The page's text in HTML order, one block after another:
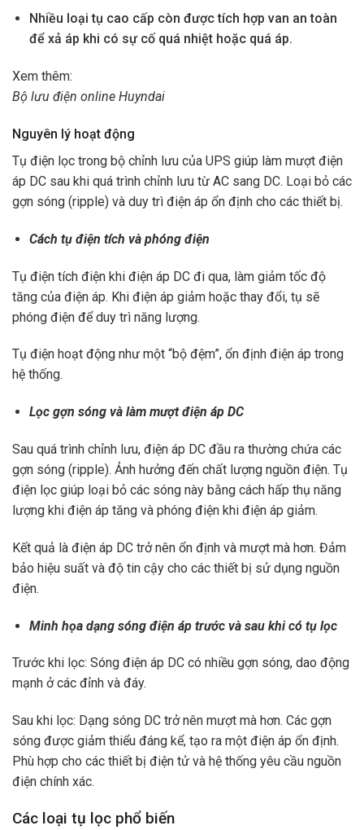
Nhiều loại tụ cao cấp còn được tích hợp van an toàn
để xả áp khi có sự cố quá nhiệt hoặc quá áp.
Xem thêm:
Bộ lưu điện online Huyndai
Nguyên lý hoạt động
Tụ điện lọc trong bộ chỉnh lưu của UPS giúp làm mượt điện
áp DC sau khi quá trình chỉnh lưu từ AC sang DC. Loại bỏ các
gợn sóng (ripple) và duy trì điện áp ổn định cho các thiết bị.
Cách tụ điện tích và phóng điện
Tụ điện tích điện khi điện áp DC đi qua, làm giảm tốc độ
tăng của điện áp. Khi điện áp giảm hoặc thay đổi, tụ sẽ
phóng điện để duy trì năng lượng.
Tụ điện hoạt động như một “bộ đệm”, ổn định điện áp trong
hệ thống.
Lọc gợn sóng và làm mượt điện áp DC
Sau quá trình chỉnh lưu, điện áp DC đầu ra thường chứa các
gợn sóng (ripple). Ảnh hưởng đến chất lượng nguồn điện. Tụ
điện lọc giúp loại bỏ các sóng này bằng cách hấp thụ năng
lượng khi điện áp tăng và phóng điện khi điện áp giảm.
Kết quả là điện áp DC trở nên ổn định và mượt mà hơn. Đảm
bảo hiệu suất và độ tin cậy cho các thiết bị sử dụng nguồn
điện.
Minh họa dạng sóng điện áp trước và sau khi có tụ lọc
Trước khi lọc: Sóng điện áp DC có nhiều gợn sóng, dao động
mạnh ở các đỉnh và đáy.
Sau khi lọc: Dạng sóng DC trở nên mượt mà hơn. Các gợn
sóng được giảm thiểu đáng kể, tạo ra một điện áp ổn định.
Phù hợp cho các thiết bị điện tử và hệ thống yêu cầu nguồn
điện chính xác.
Các loại tụ lọc phổ biến